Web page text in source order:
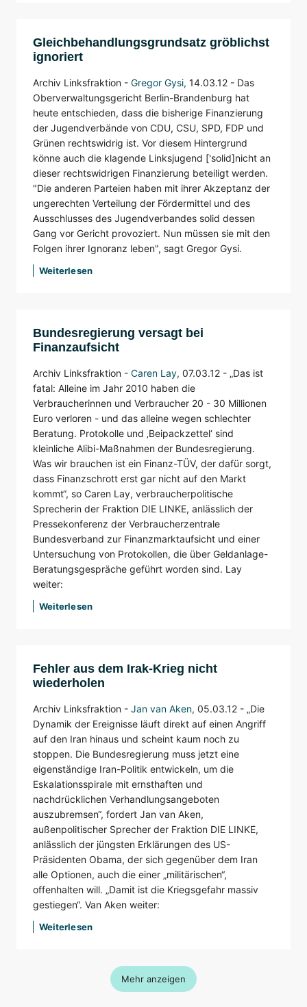
Gleichbehandlungsgrundsatz gröblichst
ignoriert
Archiv Linksfraktion - Gregor Gysi, 14.03.12 - Das
Oberverwaltungsgericht Berlin-Brandenburg hat
heute entschieden, dass die bisherige Finanzierung
der Jugendverbände von CDU, CSU, SPD, FDP und
Grünen rechtswidrig ist. Vor diesem Hintergrund
könne auch die klagende Linksjugend ['solid]nicht an
dieser rechtswidrigen Finanzierung beteiligt werden.
"Die anderen Parteien haben mit ihrer Akzeptanz der
ungerechten Verteilung der Fördermittel und des
Ausschlusses des Jugendverbandes solid dessen
Gang vor Gericht provoziert. Nun müssen sie mit den
Folgen ihrer Ignoranz leben", sagt Gregor Gysi.
Weiterlesen
Bundesregierung versagt bei
Finanzaufsicht
Archiv Linksfraktion - Caren Lay, 07.03.12 - „Das ist
fatal: Alleine im Jahr 2010 haben die
Verbraucherinnen und Verbraucher 20 - 30 Millionen
Euro verloren - und das alleine wegen schlechter
Beratung. Protokolle und ‚Beipackzettel‘ sind
kleinliche Alibi-Maßnahmen der Bundesregierung.
Was wir brauchen ist ein Finanz-TÜV, der dafür sorgt,
dass Finanzschrott erst gar nicht auf den Markt
kommt“, so Caren Lay, verbraucherpolitische
Sprecherin der Fraktion DIE LINKE, anlässlich der
Pressekonferenz der Verbraucherzentrale
Bundesverband zur Finanzmarktaufsicht und einer
Untersuchung von Protokollen, die über Geldanlage-
Beratungsgespräche geführt worden sind. Lay
weiter:
Weiterlesen
Fehler aus dem Irak-Krieg nicht
wiederholen
Archiv Linksfraktion - Jan van Aken, 05.03.12 - „Die
Dynamik der Ereignisse läuft direkt auf einen Angriff
auf den Iran hinaus und scheint kaum noch zu
stoppen. Die Bundesregierung muss jetzt eine
eigenständige Iran-Politik entwickeln, um die
Eskalationsspirale mit ernsthaften und
nachdrücklichen Verhandlungsangeboten
auszubremsen“, fordert Jan van Aken,
außenpolitischer Sprecher der Fraktion DIE LINKE,
anlässlich der jüngsten Erklärungen des US-
Präsidenten Obama, der sich gegenüber dem Iran
alle Optionen, auch die einer „militärischen“,
offenhalten will. „Damit ist die Kriegsgefahr massiv
gestiegen“. Van Aken weiter:
Weiterlesen
Mehr anzeigen